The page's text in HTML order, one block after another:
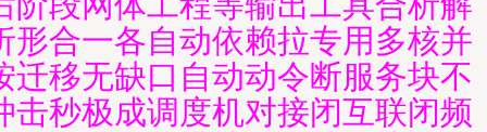
形合一各自动依赖拉专用多核并
迁移无缺口自动动令断服务块不
击秒极成调度机对接闭互联闭频